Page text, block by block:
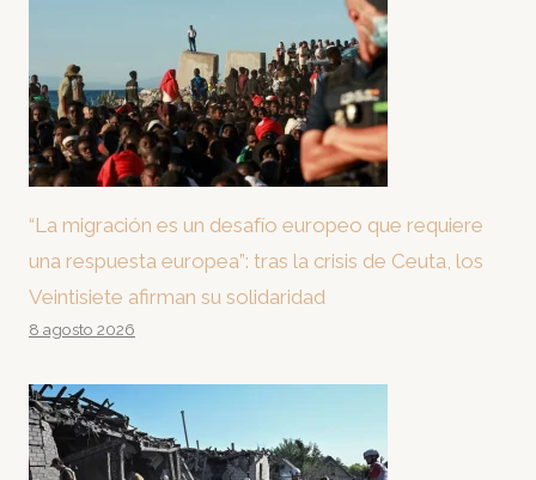
“La migración es un desafío europeo que requiere
una respuesta europea”: tras la crisis de Ceuta, los
Veintisiete afirman su solidaridad
8 agosto 2026